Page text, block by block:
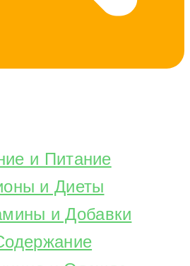
и Питание
и Диеты
и Добавки